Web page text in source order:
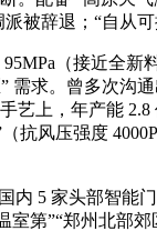
被辞退；“自从
（接近全新
需求。曾多次
艺上，年产能
抗风压强度
5 家头部智能门
第”“郑州北部